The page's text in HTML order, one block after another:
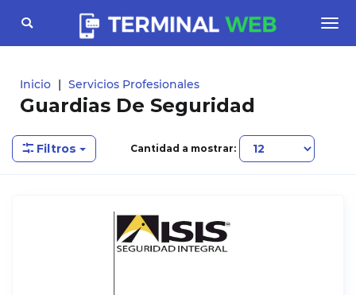
Toggle
navigation
Inicio Servicios Profesionales
Guardias De Seguridad
Filtros Cantidad a mostrar: